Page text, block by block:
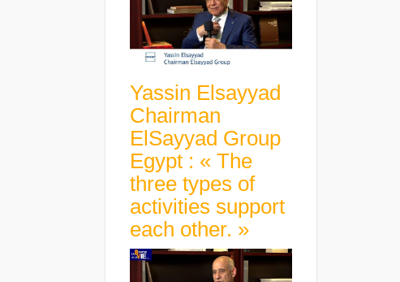
Yassin Elsayyad
Chairman
ElSayyad Group
Egypt : « The
three types of
activities support
each other. »